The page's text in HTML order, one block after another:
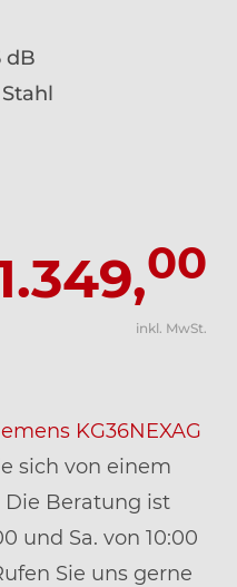
dB
00
inkl. MwSt.
KG36NEXAG
sich von einem
Die Beratung ist
und Sa. von 10:00
Sie uns gerne